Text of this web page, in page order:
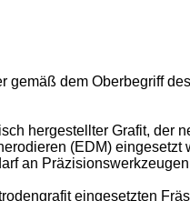
gemäß dem Oberbegriff
hergestellter Grafit,
(EDM)
an
eingesetzten